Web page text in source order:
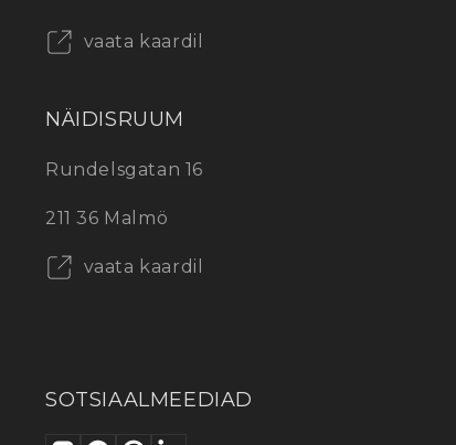
vaata kaardil
NÄIDISRUUM
Rundelsgatan 16
211 36 Malmö
vaata kaardil
SOTSIAALMEEDIAD